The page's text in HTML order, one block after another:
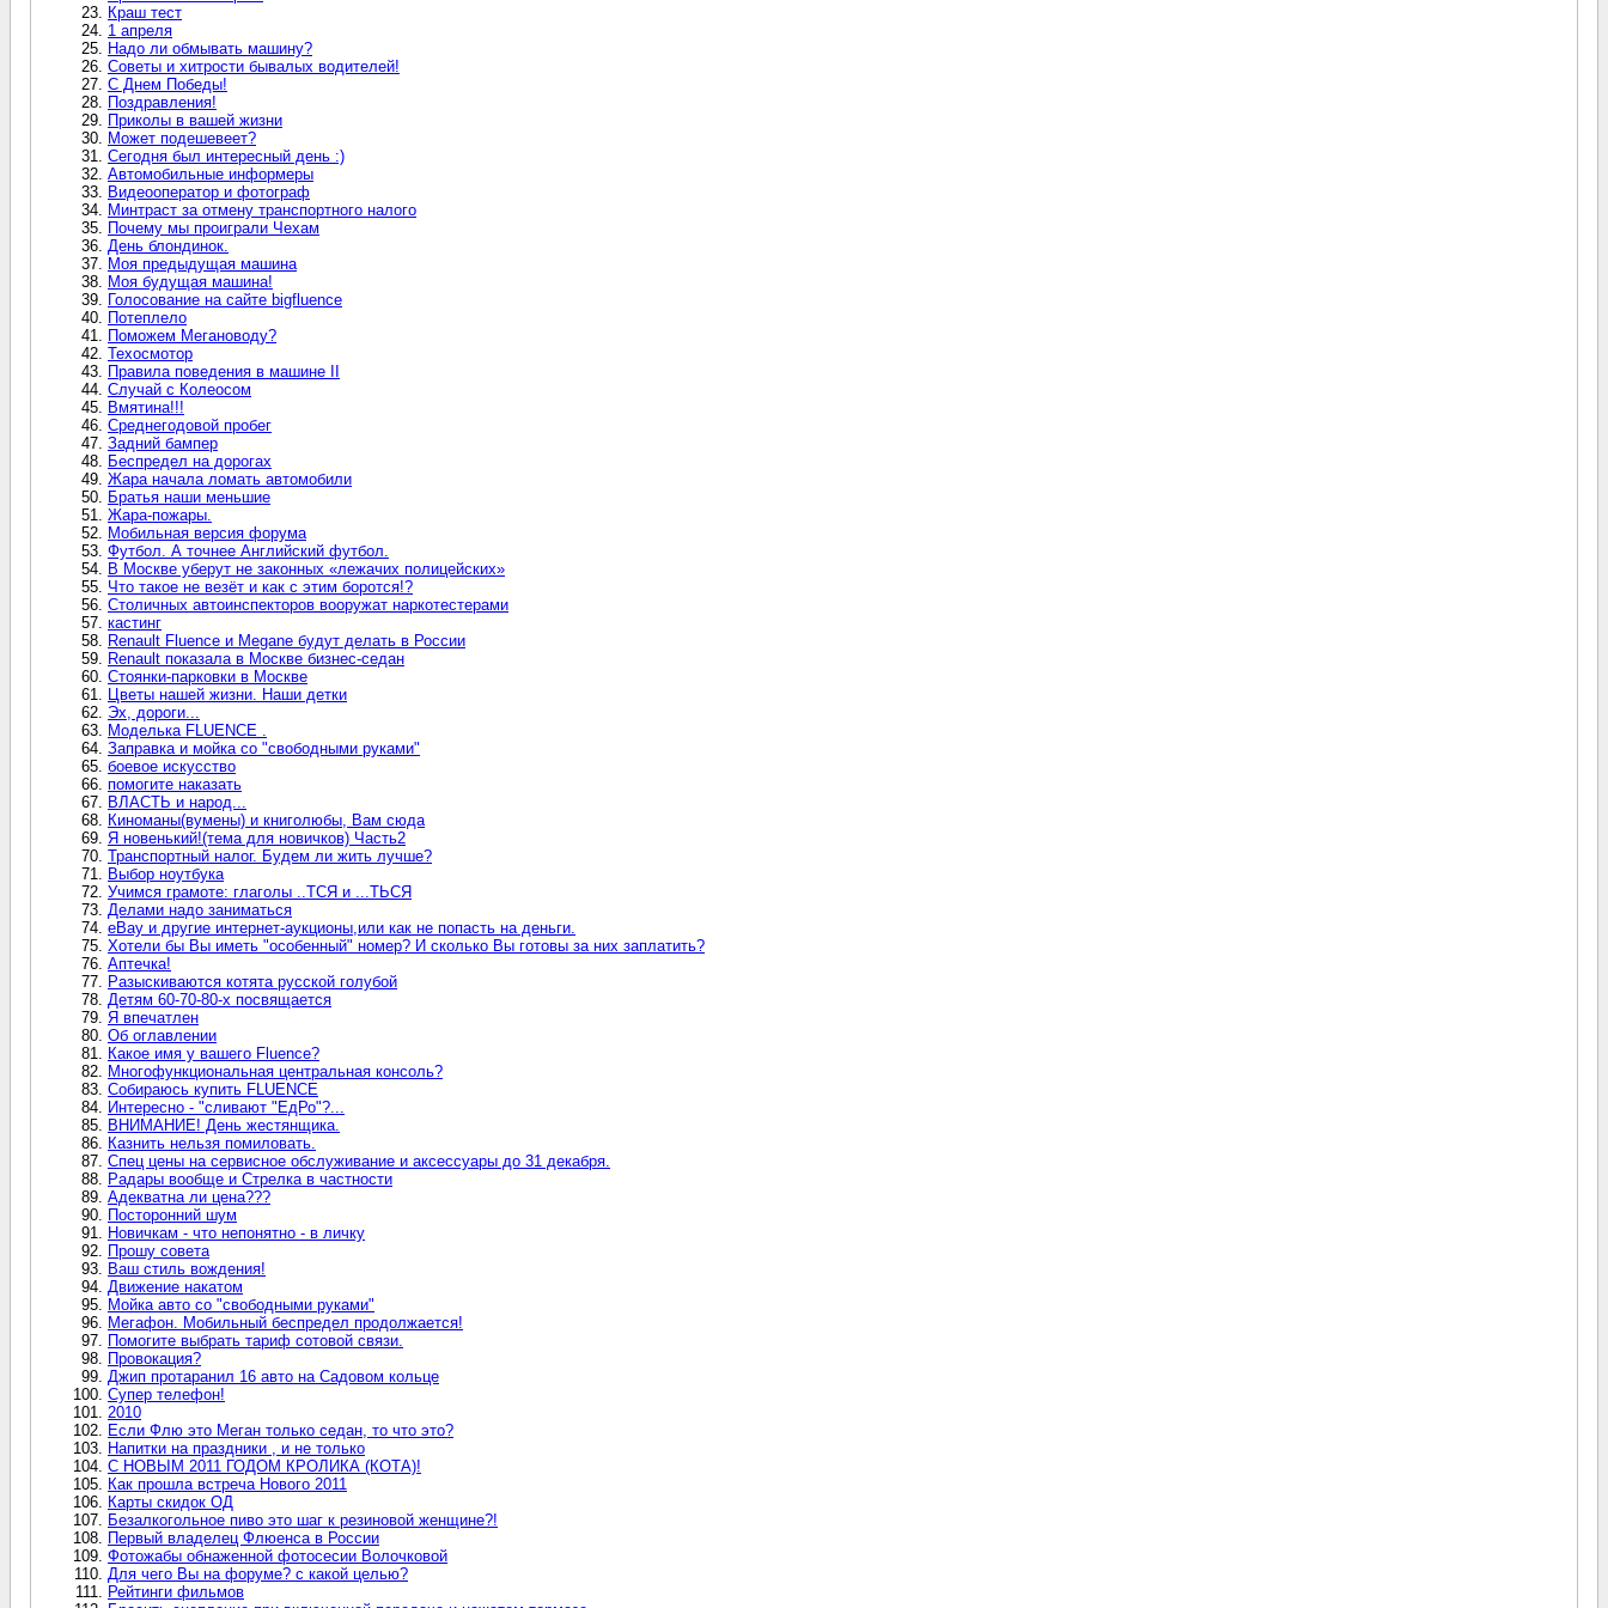
Краш тест
1 апреля
Надо ли обмывать машину?
Советы и хитрости бывалых водителей!
С Днем Победы!
Поздравления!
Приколы в вашей жизни
Может подешевеет?
Сегодня был интересный день :)
Автомобильные информеры
Видеооператор и фотограф
Минтраст за отмену транспортного налого
Почему мы проиграли Чехам
День блондинок.
Моя предыдущая машина
Моя будущая машина!
Голосование на сайте bigfluence
Потеплело
Поможем Мегановоду?
Техосмотор
Правила поведения в машине II
Случай с Колеосом
Вмятина!!!
Среднегодовой пробег
Задний бампер
Беспредел на дорогах
Жара начала ломать автомобили
Братья наши меньшие
Жара-пожары.
Мобильная версия форума
Футбол. А точнее Английский футбол.
В Москве уберут не законных «лежачих полицейских»
Что такое не везёт и как с этим боротся!?
Столичных автоинспекторов вооружат наркотестерами
кастинг
Renault Fluence и Megane будут делать в России
Renault показала в Москве бизнес-седан
Стоянки-парковки в Москве
Цветы нашей жизни. Наши детки
Эх, дороги...
Моделька FLUENCE .
Заправка и мойка со "свободными руками"
боевое искусство
помогите наказать
ВЛАСТЬ и народ...
Киноманы(вумены) и книголюбы, Вам сюда
Я новенький!(тема для новичков) Часть2
Транспортный налог. Будем ли жить лучше?
Выбор ноутбука
Учимся грамоте: глаголы ..ТСЯ и ...ТЬСЯ
Делами надо заниматься
eBay и другие интернет-аукционы,или как не попасть на деньги.
Хотели бы Вы иметь "особенный" номер? И сколько Вы готовы за них заплатить?
Аптечка!
Разыскиваются котята русской голубой
Детям 60-70-80-х посвящается
Я впечатлен
Об оглавлении
Какое имя у вашего Fluence?
Многофункциональная центральная консоль?
Собираюсь купить FLUENCE
Интересно - "сливают "ЕдРо"?...
ВНИМАНИЕ! День жестянщика.
Казнить нельзя помиловать.
Спец цены на сервисное обслуживание и аксессуары до 31 декабря.
Радары вообще и Стрелка в частности
Адекватна ли цена???
Посторонний шум
Новичкам - что непонятно - в личку
Прошу совета
Ваш стиль вождения!
Движение накатом
Мойка авто со "свободными руками"
Мегафон. Мобильный беспредел продолжается!
Помогите выбрать тариф сотовой связи.
Провокация?
Джип протаранил 16 авто на Садовом кольце
Супер телефон!
2010
Если Флю это Меган только седан, то что это?
Напитки на праздники , и не только
C НОВЫМ 2011 ГОДОМ КРОЛИКА (КОТА)!
Как прошла встреча Нового 2011
Карты скидок ОД
Безалкогольное пиво это шаг к резиновой женщине?!
Первый владелец Флюенса в России
Фотожабы обнаженной фотосесии Волочковой
Для чего Вы на форуме? с какой целью?
Рейтинги фильмов